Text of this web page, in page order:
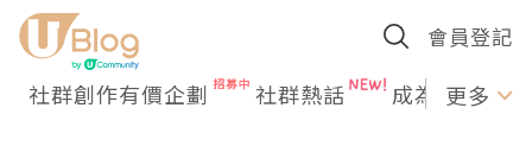
會員登記
社群創作有價企劃 社群熱話 成為U更多